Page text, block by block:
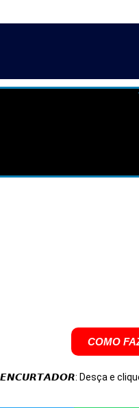
COMO
Desça e clique